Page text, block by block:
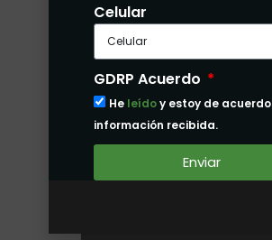
Edison Park
Ver más...
Celular
GDRP Acuerdo
He leídoy estoy de
información recibida.
Enviar